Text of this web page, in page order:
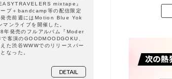
mixtape』
ープ＋bandcamp等の配信限定
発売前週にはMotion Blue Yok
ンライブを開催した。
年発売のフルアルバム『Moder
客演のGOODMOODGOKU、
た渋谷WWWでのリリースパー
なった。
DETAIL